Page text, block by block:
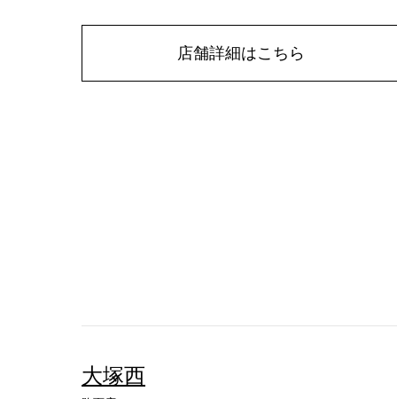
店舗詳細はこちら
大塚西